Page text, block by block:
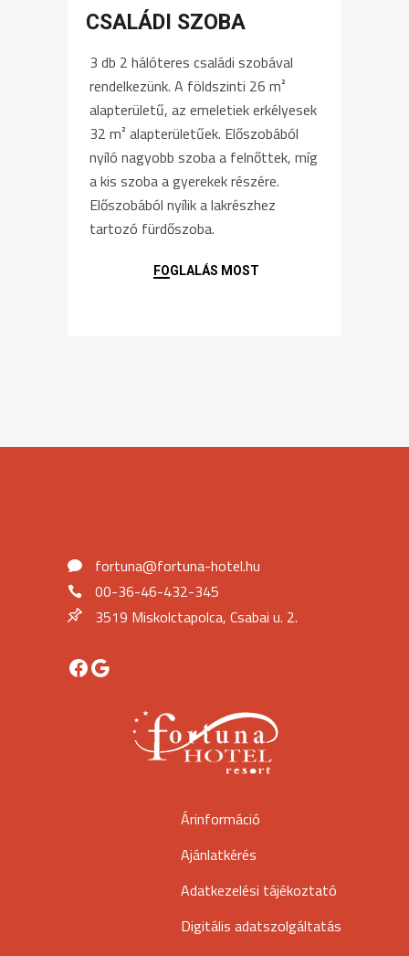
CSALÁDI SZOBA
3 db 2 hálóteres családi szobával
rendelkezünk. A földszinti 26 m²
alapterületű, az emeletiek erkélyesek
32 m² alapterületűek. Előszobából
nyíló nagyobb szoba a felnőttek, míg
a kis szoba a gyerekek részére.
Előszobából nyílik a lakrészhez
tartozó fürdőszoba.
FOGLALÁS MOST
fortuna@fortuna-hotel.hu
00-36-46-432-345
3519 Miskolctapolca, Csabai u. 2.
Facebook
Google
Árinformáció
Ajánlatkérés
Adatkezelési tájékoztató
Digitális adatszolgáltatás